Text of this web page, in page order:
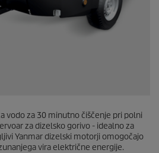
vodo za 30 minutno čiščenje pri polni
za dizelsko gorivo - idealno za
Yanmar dizelski motorji omogočajo
vira električne energije.